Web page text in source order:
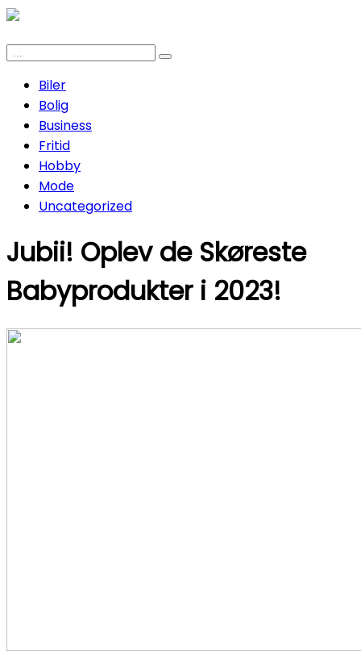
Biler
Bolig
Business
Fritid
Hobby
Mode
Uncategorized
Jubii! Oplev de Skøreste
Babyprodukter i 2023!